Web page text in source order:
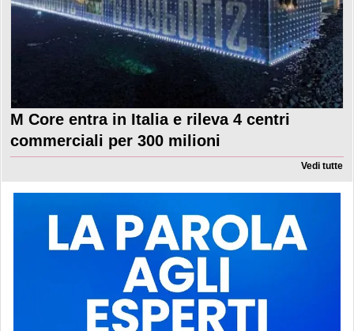
M Core entra in Italia e rileva 4 centri
commerciali per 300 milioni
Vedi tutte